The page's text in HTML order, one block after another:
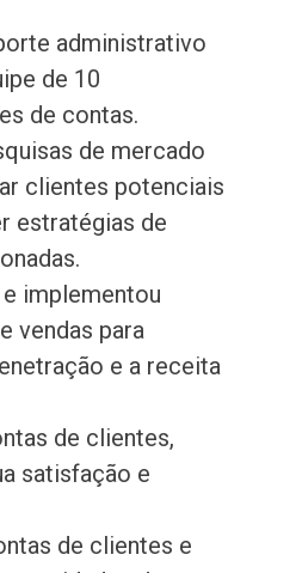
administrativo
de 10
de contas.
de mercado
clientes potenciais
estratégias de
implementou
vendas para
e a receita
de clientes,
satisfação e
de clientes e